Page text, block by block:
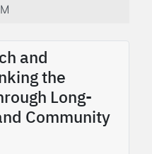
and
the
Long-
Community